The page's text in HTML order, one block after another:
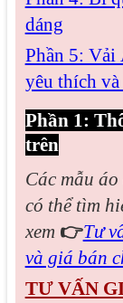
dáng
Phần 5: Vải
yêu thích
Phần 1:
trên
Các mẫu
có thể tìm
xem 👉Tư
và giá bán
TƯ VẤN